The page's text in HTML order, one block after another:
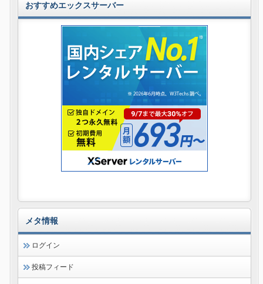
おすすめエックスサーバー
メタ情報
ログイン
投稿フィード